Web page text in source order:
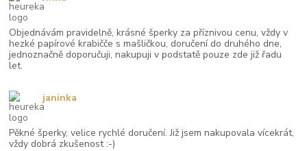
Objednávám pravidelně, krásné šperky za příznivou cenu, vždy v
hezké papírové krabičče s mašličkou, doručení do druhého dne,
jednoznačně doporučuji, nakupuji v podstatě pouze zde již řadu
let.
Pěkné šperky, velice rychlé doručení. Již jsem nakupovala vícekrát,
vždy dobrá zkušenost :-)
janinka